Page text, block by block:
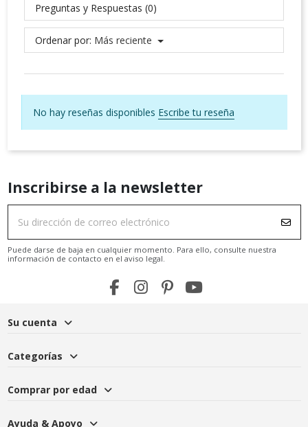
Preguntas y Respuestas (0)
Ordenar por: Más reciente
No hay reseñas disponibles Escribe tu reseña
Inscribirse a la newsletter
Puede darse de baja en cualquier momento. Para ello, consulte nuestra
información de contacto en el aviso legal.
Su cuenta
Categorías
Comprar por edad
Ayuda & Apoyo